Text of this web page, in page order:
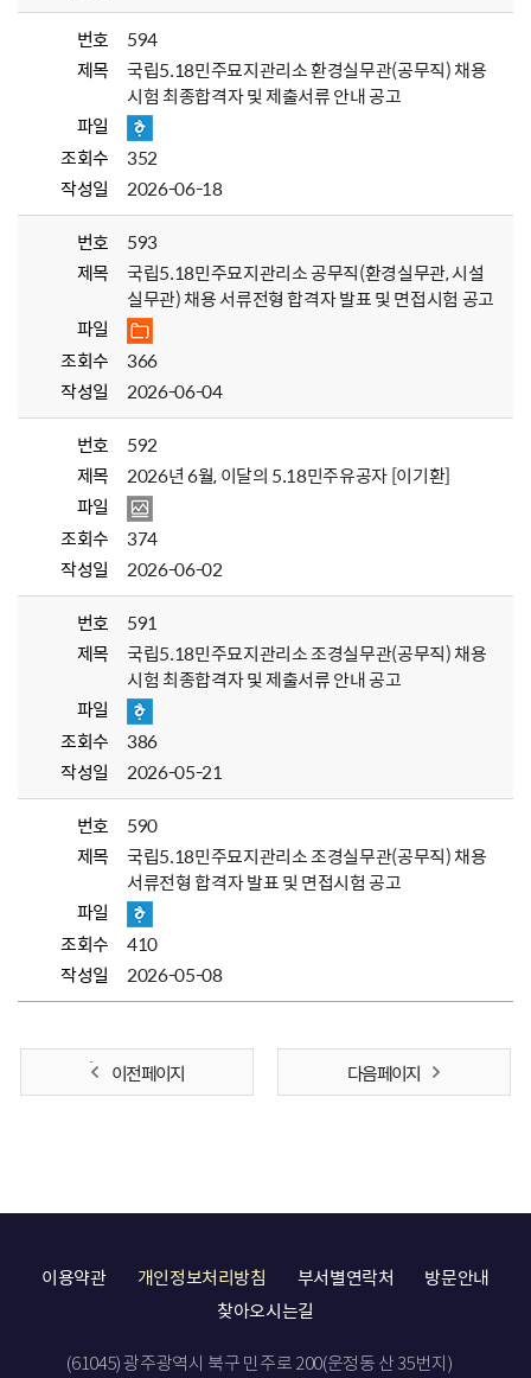
번호
594
제목
국립5.18민주묘지관리소 환경실무관(공무직) 채용
시험 최종합격자 및 제출서류 안내 공고
파일
조회수
352
작성일
2026-06-18
번호
593
제목
국립5.18민주묘지관리소 공무직(환경실무관, 시설
실무관) 채용 서류전형 합격자 발표 및 면접시험 공고
파일
조회수
366
작성일
2026-06-04
번호
592
제목
2026년 6월, 이달의 5.18민주유공자 [이기환]
파일
조회수
374
작성일
2026-06-02
번호
591
제목
국립5.18민주묘지관리소 조경실무관(공무직) 채용
시험 최종합격자 및 제출서류 안내 공고
파일
조회수
386
작성일
2026-05-21
번호
590
제목
국립5.18민주묘지관리소 조경실무관(공무직) 채용
서류전형 합격자 발표 및 면접시험 공고
파일
조회수
410
작성일
2026-05-08
이전 페이지 다음 페이지
이용약관 개인정보처리방침 부서별연락처
방문안내
찾아오시는길
(61045) 광주광역시 북구 민주로 200(운정동 산 35번지)